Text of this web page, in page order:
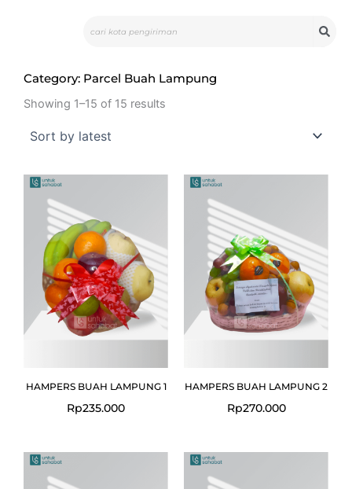
Category: Parcel Buah Lampung
Showing 1–15 of 15 results
HAMPERS BUAH LAMPUNG 1
Rp235.000
HAMPERS BUAH LAMPUNG 2
Rp270.000